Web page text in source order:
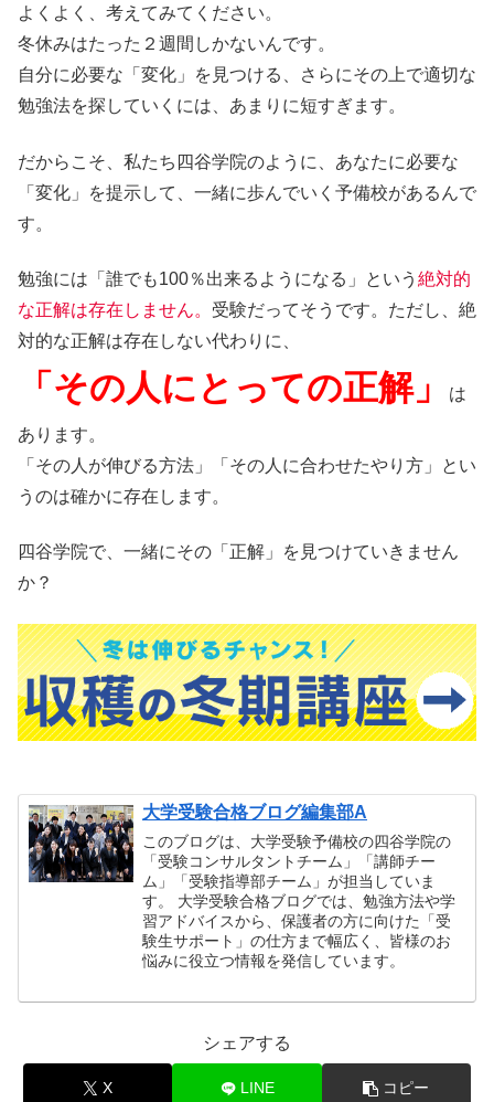
よくよく、考えてみてください。
冬休みはたった２週間しかないんです。
自分に必要な「変化」を見つける、さらにその上で適切な
勉強法を探していくには、あまりに短すぎます。
だからこそ、私たち四谷学院のように、あなたに必要な
「変化」を提示して、一緒に歩んでいく予備校があるんで
す。
勉強には「誰でも100％出来るようになる」という 絶対的
な正解は存在しません。 受験だってそうです。ただし、絶
対的な正解は存在しない代わりに、
「その人にとっての正解」 は
あります。
「その人が伸びる方法」「その人に合わせたやり方」とい
うのは確かに存在します。
四谷学院で、一緒にその「正解」を見つけていきません
か？
大学受験合格ブログ編集部A
このブログは、大学受験予備校の四谷学院の
「受験コンサルタントチーム」「講師チー
ム」「受験指導部チーム」が担当していま
す。 大学受験合格ブログでは、勉強方法や学
習アドバイスから、保護者の方に向けた「受
験生サポート」の仕方まで幅広く、皆様のお
悩みに役立つ情報を発信しています。
シェアする
X LINE コピー